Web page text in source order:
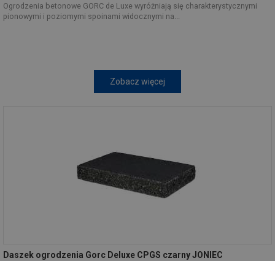
Ogrodzenia betonowe GORC de Luxe wyróżniają się charakterystycznymi
pionowymi i poziomymi spoinami widocznymi na...
Zobacz więcej
Daszek ogrodzenia Gorc Deluxe CPGS czarny JONIEC